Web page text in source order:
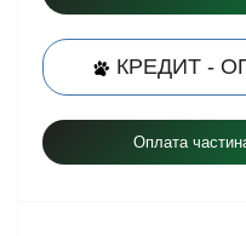
КРЕДИТ -
Оплата